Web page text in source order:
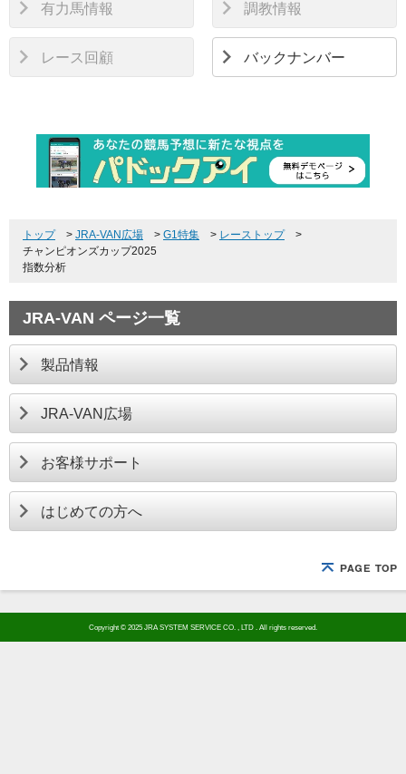
有力馬情報 調教情報
レース回顧 バックナンバー
トップ> JRA-VAN広場 > G1特集 > レーストップ>
チャンピオンズカップ2025
指数分析
JRA-VAN ページ一覧
製品情報
JRA-VAN広場
お客様サポート
はじめての方へ
Copyright © 2025 JRA SYSTEM SERVICE CO. , LTD . All rights reserved.